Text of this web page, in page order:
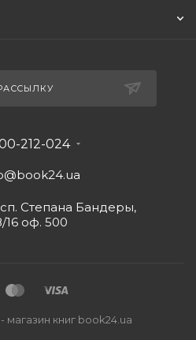
212-024
Степана Бандеры,
16 оф. 500
магазин книг book24.ua